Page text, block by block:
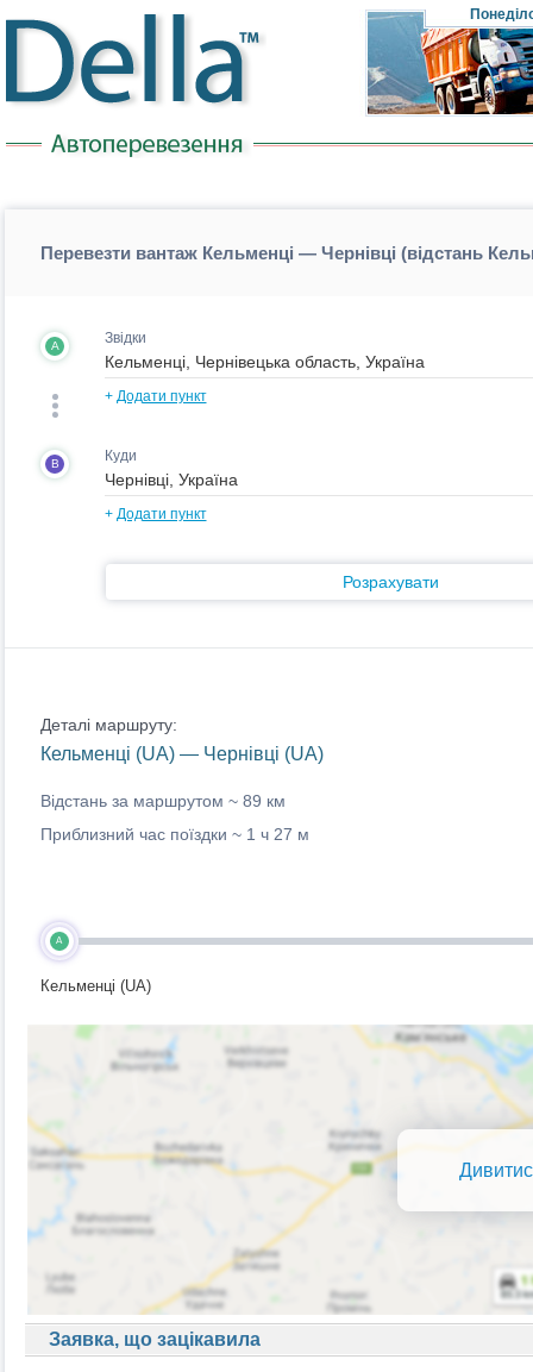
Перевезти вантаж Кельменці — Чернівці (відстань
A Звідки
+ Додати пункт
B Куди
+ Додати пункт
Розрахувати
Деталі маршруту:
Кельменці (UA) — Чернівці (UA)
Відстань за маршрутом ~ 89 км
Приблизний час поїздки ~ 1 ч 27 м
A
Кельменці (UA)
Заявка, що зацікавила